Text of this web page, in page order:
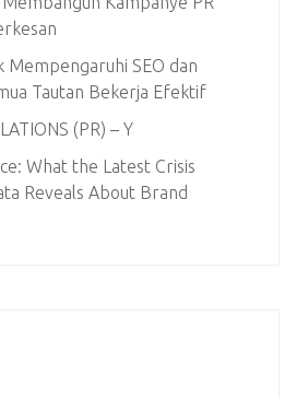
Mempengaruhi SEO dan
Tautan Bekerja Efektif
(PR) – Y
What the Latest Crisis
Reveals About Brand